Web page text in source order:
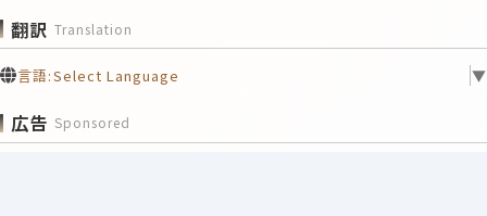
翻訳 Translation
言語:Select Language ▼
広告 Sponsored